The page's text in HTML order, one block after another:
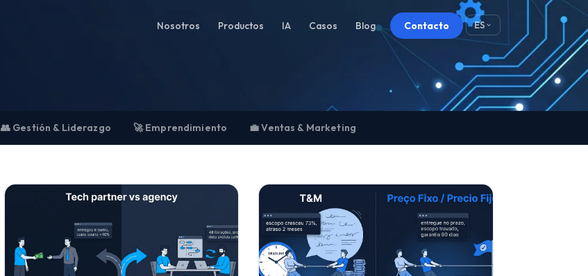
Nosotros Productos IA Casos Blog Contacto ES
👥 Gestión & Liderazgo 🚀 Emprendimiento 💼 Ventas & Marketing